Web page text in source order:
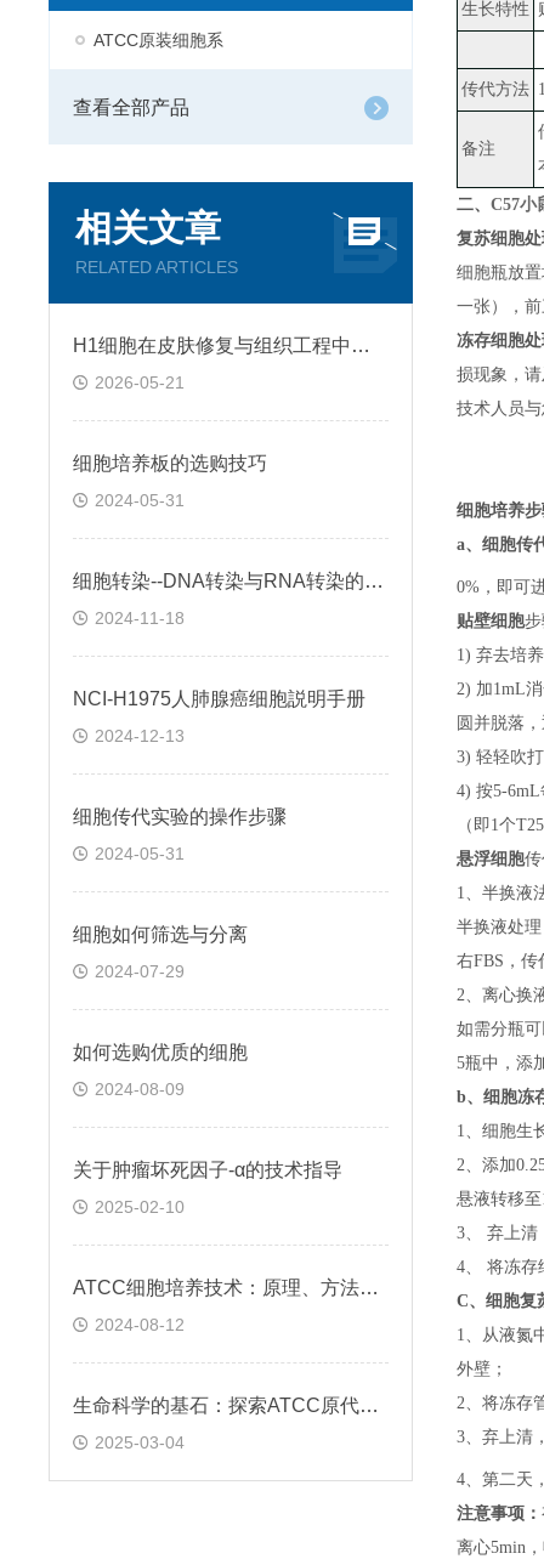
ATCC原装细胞系
查看全部产品
相关文章
RELATED ARTICLES
H1细胞在皮肤修复与组织工程中的应用前景
2026-05-21
细胞培养板的选购技巧
2024-05-31
细胞转染--DNA转染与RNA转染的区别
2024-11-18
NCI-H1975人肺腺癌细胞説明手册
2024-12-13
细胞传代实验的操作步骤
2024-05-31
细胞如何筛选与分离
2024-07-29
如何选购优质的细胞
2024-08-09
关于​肿瘤坏死因子-α的技术指导
2025-02-10
ATCC细胞培养技术：原理、方法与应用实践
2024-08-12
生命科学的基石：探索ATCC原代细胞的魅力
2025-03-04
生长特性
传代方法
备注
二、 C57小
复苏细胞
细胞瓶放
一张）
，
冻存细胞
损现象，
技术人员
细胞培养
a、 细胞传
0%，即可
贴壁细胞
1) 弃去培
2) 加1mL
圆并脱落
3) 轻轻吹
4) 按5-
（即1个
悬浮细胞
1、半换液
半换液处
右FBS，
2、离心换
如需分瓶
5瓶中，添
b、 细胞冻
1、细胞生
2、添加
悬液转移
3、 弃上清
4、 将冻存
C、 细胞复
1、 从液氮
外壁；
2、 将冻存
3、 弃上清
4、 第二天
注意事项：
离心5min，